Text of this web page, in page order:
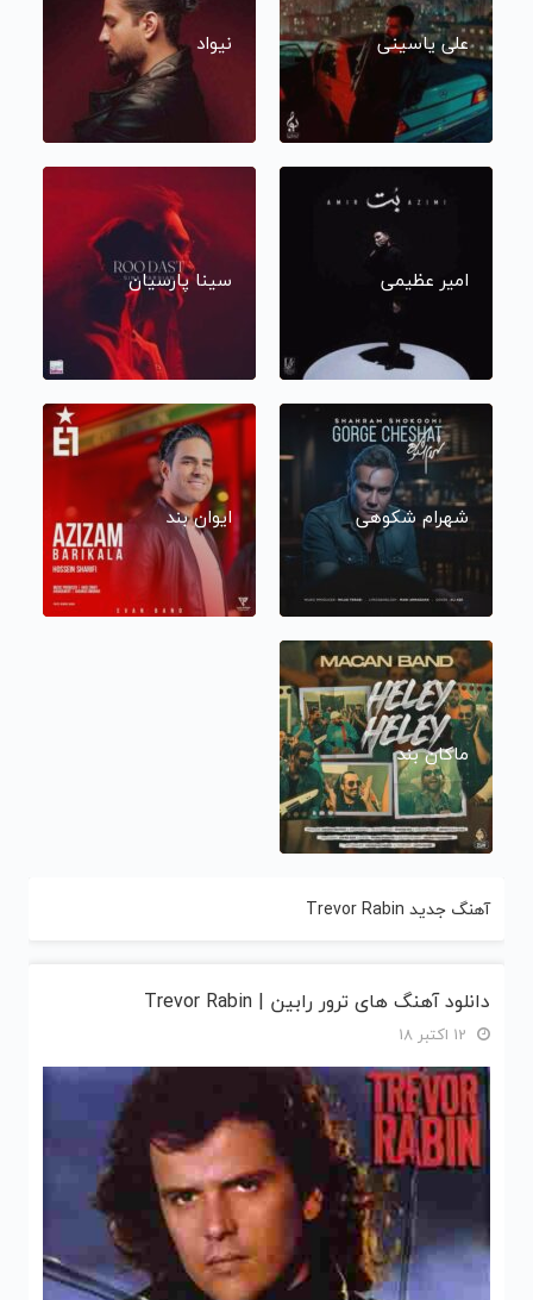
علی یاسینی نیواد
امیر عظیمی سینا پارسیان
شهرام شکوهی ایوان بند
ماکان بند
آهنگ جدید Trevor Rabin
دانلود آهنگ های ترور رابین | Trevor Rabin